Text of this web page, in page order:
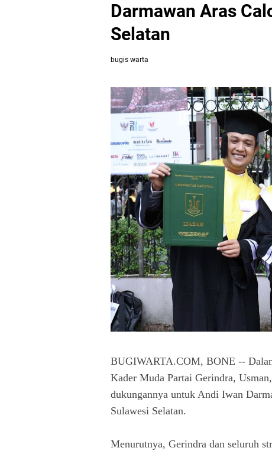
Darmawan Aras
Selatan
bugis warta
BUGIWARTA.COM, BONE --
Kader Muda Partai Gerindra,
dukungannya untuk Andi Iwan
Sulawesi Selatan.
Menurutnya, Gerindra dan seluruh